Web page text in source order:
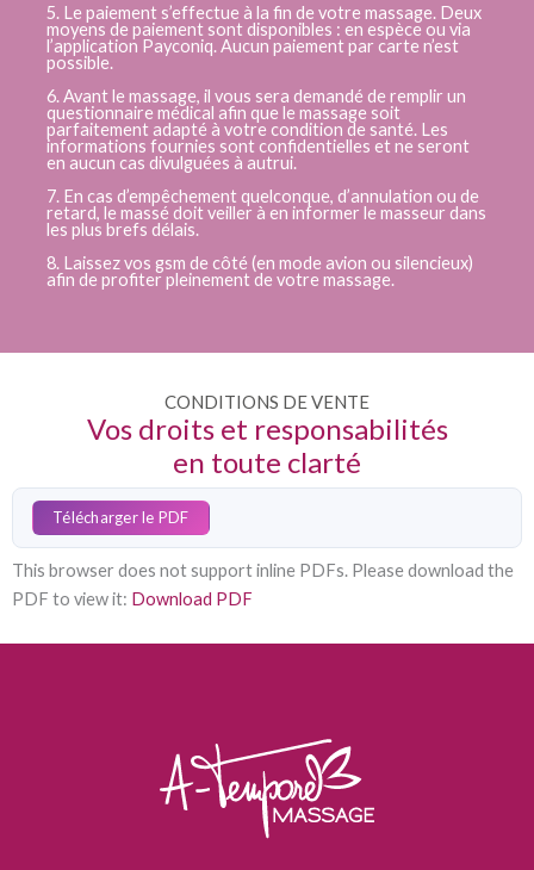
5. Le paiement s’effectue à la fin de votre massage. Deux
moyens de paiement sont disponibles : en espèce ou via
l’application Payconiq. Aucun paiement par carte n’est
possible.
6. Avant le massage, il vous sera demandé de remplir un
questionnaire médical afin que le massage soit
parfaitement adapté à votre condition de santé. Les
informations fournies sont confidentielles et ne seront
en aucun cas divulguées à autrui.
7. En cas d’empêchement quelconque, d’annulation ou de
retard, le massé doit veiller à en informer le masseur dans
les plus brefs délais.
8. Laissez vos gsm de côté (en mode avion ou silencieux)
afin de profiter pleinement de votre massage.
CONDITIONS DE VENTE
Vos droits et responsabilités
en toute clarté
Télécharger le PDF
This browser does not support inline PDFs. Please download the
PDF to view it: Download PDF